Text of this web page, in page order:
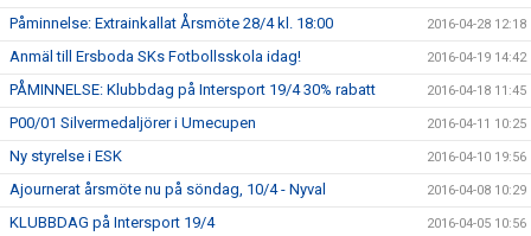
Påminnelse: Extrainkallat Årsmöte 28/4 kl. 18:00 2016-04-28 12:18
Anmäl till Ersboda SKs Fotbollsskola idag! 2016-04-19 14:42
PÅMINNELSE: Klubbdag på Intersport 19/4 30% rabatt 2016-04-18 11:45
P00/01 Silvermedaljörer i Umecupen 2016-04-11 10:25
Ny styrelse i ESK 2016-04-10 19:56
Ajournerat årsmöte nu på söndag, 10/4 - Nyval 2016-04-08 10:29
KLUBBDAG på Intersport 19/4 2016-04-05 10:56